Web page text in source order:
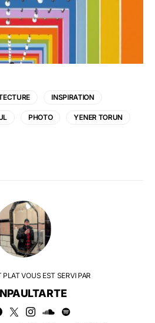
INSPIRATION
PHOTO YENER TORUN
PLAT VOUS EST SERVI PAR